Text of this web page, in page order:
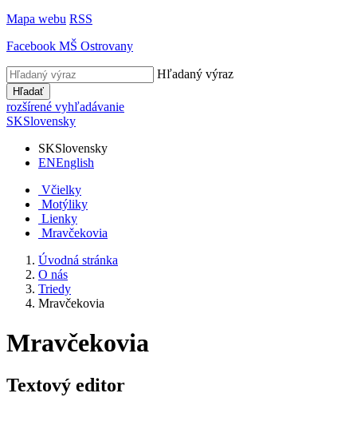
Mapa webu RSS
Facebook MŠ Ostrovany
Hľadaný výraz
Hľadať
rozšírené vyhľadávanie
SKSlovensky
SKSlovensky
ENEnglish
Včielky
Motýliky
Lienky
Mravčekovia
Úvodná stránka
O nás
Triedy
Mravčekovia
Mravčekovia
Textový editor